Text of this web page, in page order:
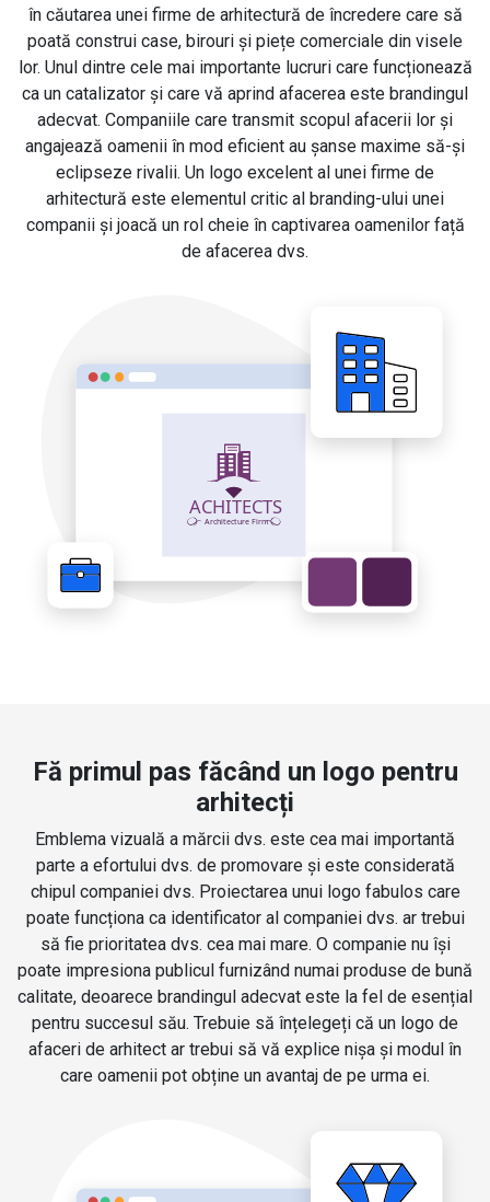
în căutarea unei firme de arhitectură de încredere care să
poată construi case, birouri și piețe comerciale din visele
lor. Unul dintre cele mai importante lucruri care funcționează
ca un catalizator și care vă aprind afacerea este brandingul
adecvat. Companiile care transmit scopul afacerii lor și
angajează oamenii în mod eficient au șanse maxime să-și
eclipseze rivalii. Un logo excelent al unei firme de
arhitectură este elementul critic al branding-ului unei
companii și joacă un rol cheie în captivarea oamenilor față
de afacerea dvs.
Fă primul pas făcând un logo pentru
arhitecți
Emblema vizuală a mărcii dvs. este cea mai importantă
parte a efortului dvs. de promovare și este considerată
chipul companiei dvs. Proiectarea unui logo fabulos care
poate funcționa ca identificator al companiei dvs. ar trebui
să fie prioritatea dvs. cea mai mare. O companie nu își
poate impresiona publicul furnizând numai produse de bună
calitate, deoarece brandingul adecvat este la fel de esențial
pentru succesul său. Trebuie să înțelegeți că un logo de
afaceri de arhitect ar trebui să vă explice nișa și modul în
care oamenii pot obține un avantaj de pe urma ei.